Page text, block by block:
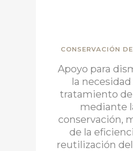
CONSERVACIÓN
Apoyo para
la necesidad
tratamiento de
mediante
conservación,
de la
reutilización